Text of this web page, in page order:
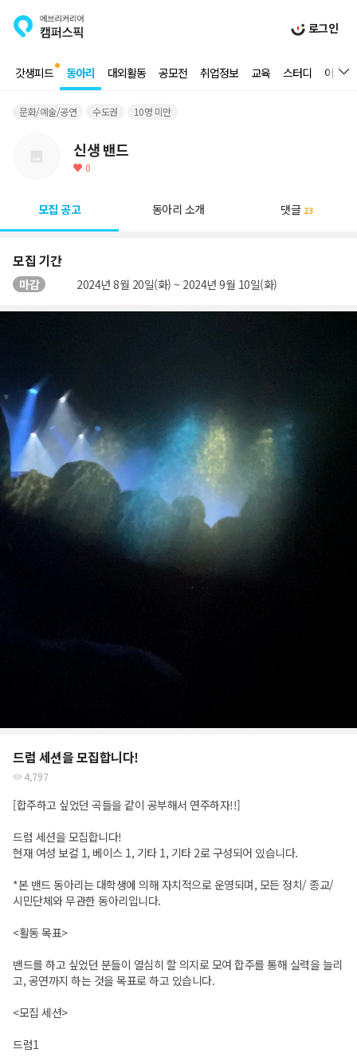
로그인
갓생피드 동아리 대외활동 공모전 취업정보 교육 스터디 이벤트
문화/예술/공연 수도권 10명 미만
신생 밴드
0
모집 공고 동아리 소개 댓글 23
모집 기간
마감 2024년 8월 20일(화) ~ 2024년 9월 10일(화)
드럼 세션을 모집합니다!
4,797
[합주하고 싶었던 곡들을 같이 공부해서 연주하자!!]
드럼 세션을 모집합니다!
현재 여성 보컬 1, 베이스 1, 기타 1, 기타 2로 구성되어 있습니다.
*본 밴드 동아리는 대학생에 의해 자치적으로 운영되며, 모든 정치/ 종교/
시민단체와 무관한 동아리입니다.
<활동 목표>
밴드를 하고 싶었던 분들이 열심히 할 의지로 모여 합주를 통해 실력을 늘리
고, 공연까지 하는 것을 목표로 하고 있습니다.
<모집 세션>
드럼1